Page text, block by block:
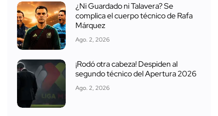
¿Ni Guardado ni Talavera? Se
complica el cuerpo técnico de Rafa
Márquez
Ago. 2, 2026
¡Rodó otra cabeza! Despiden al
segundo técnico del Apertura 2026
Ago. 2, 2026